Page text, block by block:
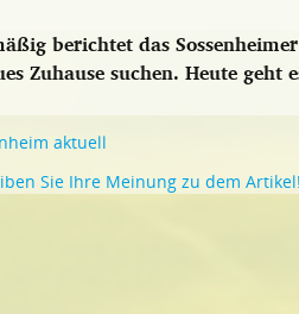
berichtet das
Zuhause suchen. Heute
aktuell
Sie Ihre Meinung zu dem Artikel!